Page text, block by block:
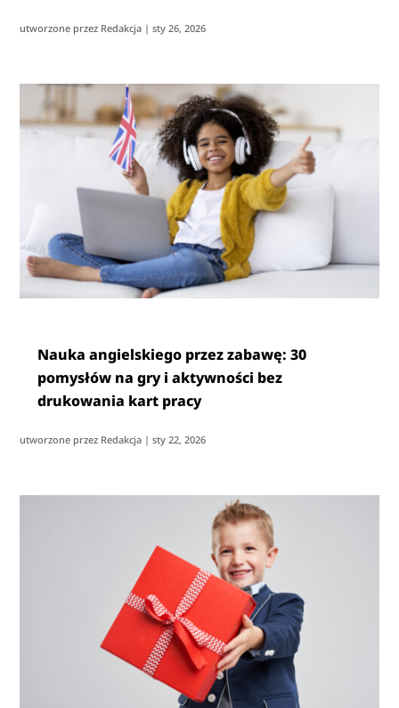
utworzone przez Redakcja |sty 26, 2026
Nauka angielskiego przez zabawę: 30
pomysłów na gry i aktywności bez
drukowania kart pracy
utworzone przez Redakcja |sty 22, 2026